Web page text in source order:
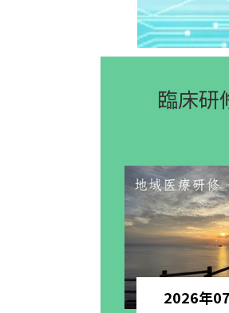
臨床研
2026年